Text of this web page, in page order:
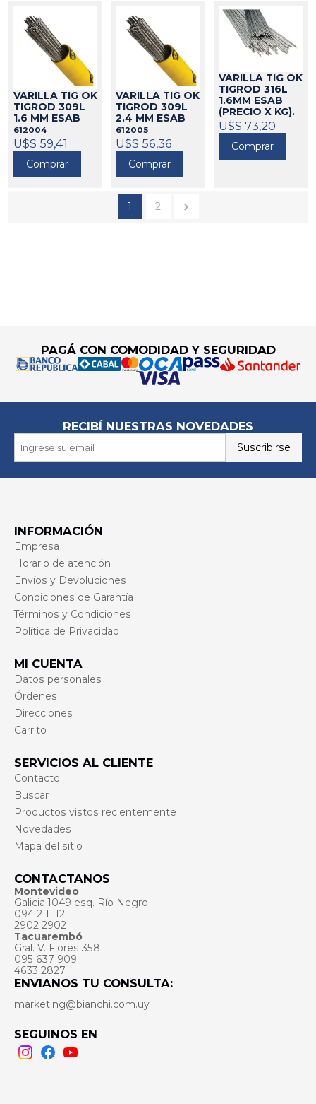
VARILLA TIG OK
TIGROD 309L
1.6 MM ESAB
612004
U$S 59,41
Comprar
VARILLA TIG OK
TIGROD 309L
2.4 MM ESAB
612005
U$S 56,36
Comprar
VARILLA TIG OK
TIGROD 316L
1.6MM ESAB
(PRECIO X KG).
612024
U$S 73,20
Comprar
1 2
PAGÁ CON COMODIDAD Y SEGURIDAD
RECIBÍ NUESTRAS NOVEDADES
Suscribirse
INFORMACIÓN
Empresa
Horario de atención
Envíos y Devoluciones
Condiciones de Garantía
Términos y Condiciones
Política de Privacidad
MI CUENTA
Datos personales
Órdenes
Direcciones
Carrito
SERVICIOS AL CLIENTE
Contacto
Buscar
Productos vistos recientemente
Novedades
Mapa del sitio
CONTACTANOS
Montevideo
Galicia 1049 esq. Río Negro
094 211 112
2902 2902
Tacuarembó
Gral. V. Flores 358
095 637 909
4633 2827
ENVIANOS TU CONSULTA:
marketing@bianchi.com.uy
SEGUINOS EN
Instagram
FacebookYoutube